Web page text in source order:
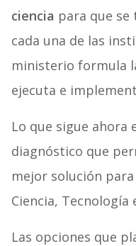
ciencia para que se
cada una de las
ministerio formula
ejecuta e
Lo que sigue ahora
diagnóstico que
mejor solución
Ciencia, Tecnología
Las opciones que